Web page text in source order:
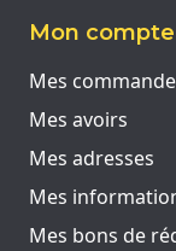
Mon compte
Mes
Mes avoirs
Mes adresses
Mes
Mes bons de